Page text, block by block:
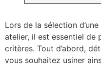
Lors de la sélection d’une
atelier, il est essentiel de
critères. Tout d’abord,
vous souhaitez usiner